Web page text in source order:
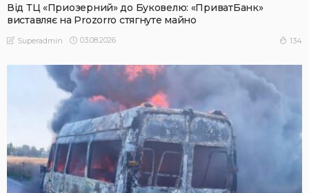
Від ТЦ «Приозерний» до Буковелю: «ПриватБанк»
виставляє на Prozorro стягнуте майно
Superadmin 03.08.2026 134